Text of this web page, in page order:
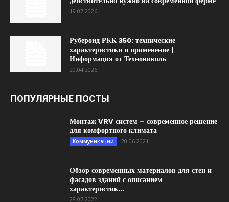
19.07.2026
Рубероид РКК 350: технические
характеристики и применение |
Информация от Технониколь
20.04.2026
ПОПУЛЯРНЫЕ ПОСТЫ
Монтаж VRV систем – современное решение
для комфортного климата
Коммуникации 20.06.2021
Обзор современных материалов для стен и
фасадов зданий с описанием
характеристик...
28.07.2022